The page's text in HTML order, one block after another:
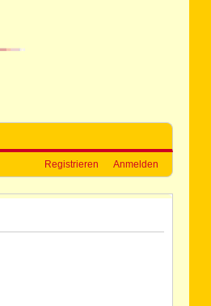
Registrieren Anmelden